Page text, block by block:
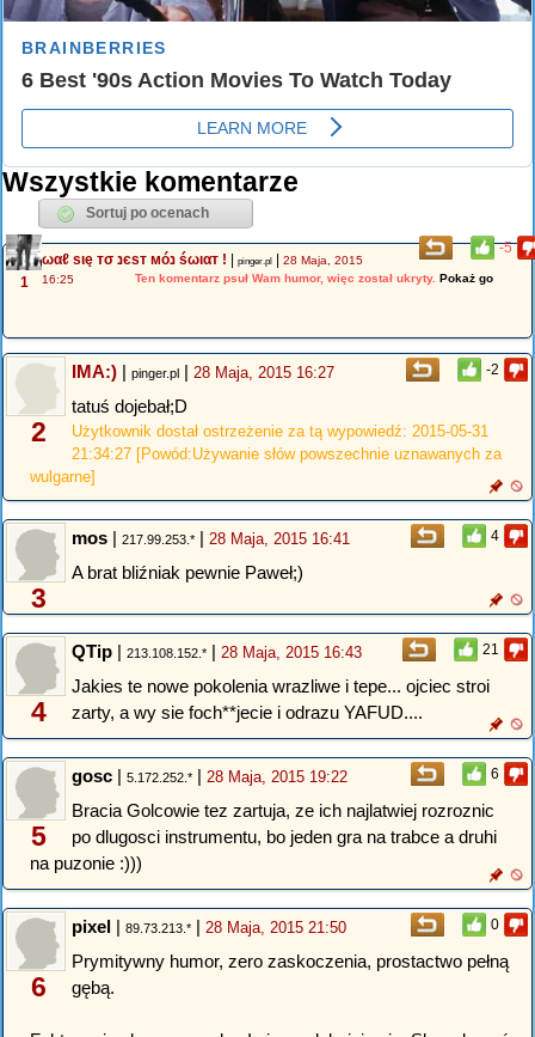
Wszystkie komentarze
-5
1
ωαℓ ѕιę тσ נєѕт мóנ śωιαт ! | pinger.pl | 28 Maja, 2015
16:25
Ten komentarz psuł Wam humor, więc został ukryty. Pokaż go
-2
2
IMA:) | pinger.pl | 28 Maja, 2015 16:27
tatuś dojebał;D
Użytkownik dostał ostrzeżenie za tą wypowiedź: 2015-05-31
21:34:27 [Powód:Używanie słów powszechnie uznawanych za
wulgarne]
4
3
mos | 217.99.253.* | 28 Maja, 2015 16:41
A brat bliźniak pewnie Paweł;)
21
4
QTip | 213.108.152.* | 28 Maja, 2015 16:43
Jakies te nowe pokolenia wrazliwe i tepe... ojciec stroi
zarty, a wy sie foch**jecie i odrazu YAFUD....
6
5
gosc | 5.172.252.* | 28 Maja, 2015 19:22
Bracia Golcowie tez zartuja, ze ich najlatwiej rozroznic
po dlugosci instrumentu, bo jeden gra na trabce a druhi
na puzonie :)))
0
6
pixel | 89.73.213.* | 28 Maja, 2015 21:50
Prymitywny humor, zero zaskoczenia, prostactwo pełną
gębą.